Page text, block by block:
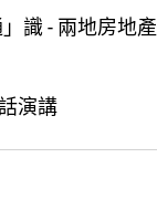
識 - 兩地房地
演講